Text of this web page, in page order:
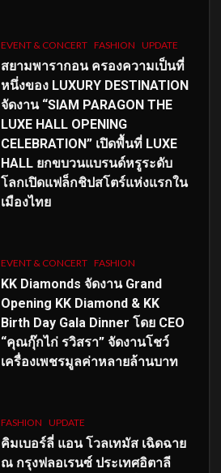
EVENT & CONCERT FASHION UPDATE
สยามพารากอน ครองความเป็นที่
หนึ่งของ LUXURY DESTINATION
จัดงาน “SIAM PARAGON THE
LUXE HALL OPENING
CELEBRATION” เปิดพื้นที่ LUXE
HALL ยกขบวนแบรนด์หรูระดับ
โลกเปิดแฟล็กชิปสโตร์แห่งแรกใน
เมืองไทย
EVENT & CONCERT FASHION
KK Diamonds จัดงาน Grand
Opening KK Diamond & KK
Birth Day Gala Dinner โดย CEO
“คุณกุ๊กไก่ รวิสรา” จัดงานโชว์
เครื่องเพชรมูลค่าหลายล้านบาท
FASHION UPDATE
คิมเบอร์ลี่ แอน โวลเทมัส เฉิดฉาย
ณ กรุงฟลอเรนซ์ ประเทศอิตาลี